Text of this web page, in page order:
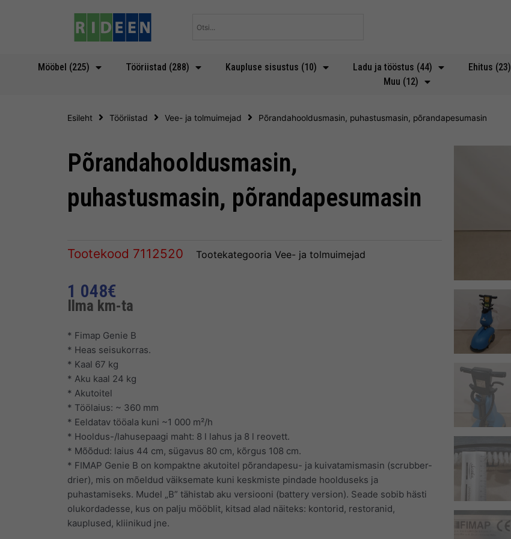
Mööbel (225) Tööriistad (288) Kaupluse sisustus (10) Ladu ja tööstus (44) Ehitus (23)
Muu (12)
Esileht Tööriistad Vee- ja tolmuimejad Põrandahooldusmasin, puhastusmasin, põrandapesumasin
Põrandahooldusmasin,
puhastusmasin, põrandapesumasin
Tootekood 7112520 Tootekategooria Vee- ja tolmuimejad
1 048€
Ilma km-ta
* Fimap Genie B
* Heas seisukorras.
* Kaal 67 kg
* Aku kaal 24 kg
* Akutoitel
* Töölaius: ~ 360 mm
* Eeldatav tööala kuni ~1 000 m²/h
* Hooldus-/lahusepaagi maht: 8 l lahus ja 8 l reovett.
* Mõõdud: laius 44 cm, sügavus 80 cm, kõrgus 108 cm.
* FIMAP Genie B on kompaktne akutoitel põrandapesu- ja kuivatamismasin (scrubber-
drier), mis on mõeldud väiksemate kuni keskmiste pindade hoolduseks ja
puhastamiseks. Mudel „B” tähistab aku versiooni (battery version). Seade sobib hästi
olukordadesse, kus on palju mööblit, kitsad alad näiteks: kontorid, restoranid,
kauplused, kliinikud jne.